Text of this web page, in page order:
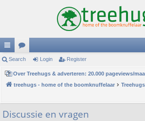
ui
ck
lin
ks
or
u
m
s
Search Login Register
Over Treehugs & adverteren: 20.000 pageviews/
treehugs - home of the boomknuffelaar
Treehugs
Discussie en vragen